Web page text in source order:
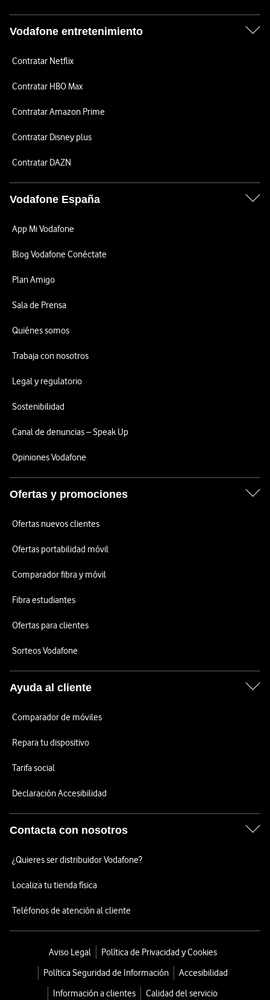
Vodafone entretenimiento
Contratar Netflix
Contratar HBO Max
Contratar Amazon Prime
Contratar Disney plus
Contratar DAZN
Vodafone España
App Mi Vodafone
Blog Vodafone Conéctate
Plan Amigo
Sala de Prensa
Quiénes somos
Trabaja con nosotros
Legal y regulatorio
Sostenibilidad
Canal de denuncias – Speak Up
Opiniones Vodafone
Ofertas y promociones
Ofertas nuevos clientes
Ofertas portabilidad móvil
Comparador fibra y móvil
Fibra estudiantes
Ofertas para clientes
Sorteos Vodafone
Ayuda al cliente
Comparador de móviles
Repara tu dispositivo
Tarifa social
Declaración Accesibilidad
Contacta con nosotros
¿Quieres ser distribuidor Vodafone?
Localiza tu tienda física
Teléfonos de atención al cliente
Aviso Legal
Política de Privacidad y Cookies
Política Seguridad de Información
Accesibilidad
Información a clientes
Calidad del servicio